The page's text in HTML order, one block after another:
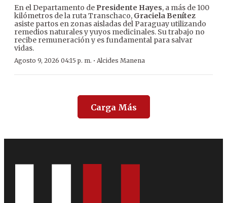
En el Departamento de Presidente Hayes, a más de 100
kilómetros de la ruta Transchaco, Graciela Benítez
asiste partos en zonas aisladas del Paraguay utilizando
remedios naturales y yuyos medicinales. Su trabajo no
recibe remuneración y es fundamental para salvar
vidas.
Agosto 9, 2026 04:15 p. m. · Alcides Manena
Carga Más